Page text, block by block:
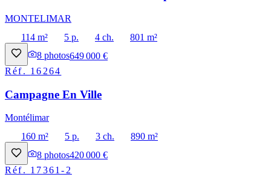
MONTELIMAR
114 m²
5 p. 4 ch.
801 m²
8 photos649 000 €
Réf. 16264
Campagne En Ville
Montélimar
160 m²
5 p. 3 ch.
890 m²
8 photos420 000 €
Réf. 17361-2